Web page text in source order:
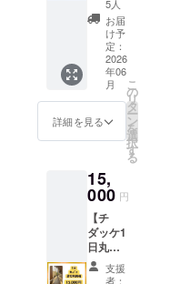
くださ
い。
前には
必ずお
届けの
リター
ンに貼
付され
たラベ
ルや注
意書き
援は、
焙煎
所・カ
フェ・
シェア
ハウス
の改修
費とし
ただき
ます。
ンに含
まれる
もの ・
お礼の
メッ
に参加
できま
す。壁
塗りや
床張り
などを
一緒に
行いな
がら、
想いや
古民家
改修の
ことな
どをお
話しし
ます。
有効期
5人
お届
け予
定：
2026
年06
月
詳細を見る
こ
の
リ
タ
ー
ン
を
選
択
す
る
15,
000 円
【チ
ダッケ1
日丸ご
と貸切
利用支援
者：